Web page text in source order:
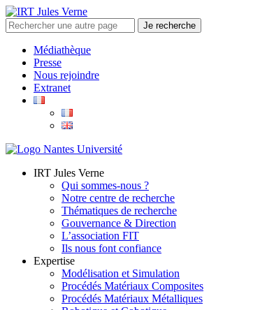
Médiathèque
Presse
Nous rejoindre
Extranet
IRT Jules Verne
Qui sommes-nous ?
Notre centre de recherche
Thématiques de recherche
Gouvernance & Direction
L’association FIT
Ils nous font confiance
Expertise
Modélisation et Simulation
Procédés Matériaux Composites
Procédés Matériaux Métalliques